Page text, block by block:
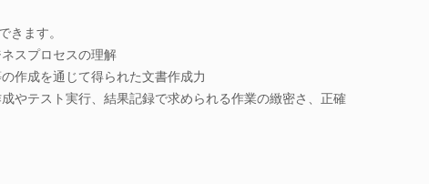
きます。
スプロセスの理解
作成を通じて得られた文書作成力
やテスト実行、結果記録で求められる作業の緻密さ、正確